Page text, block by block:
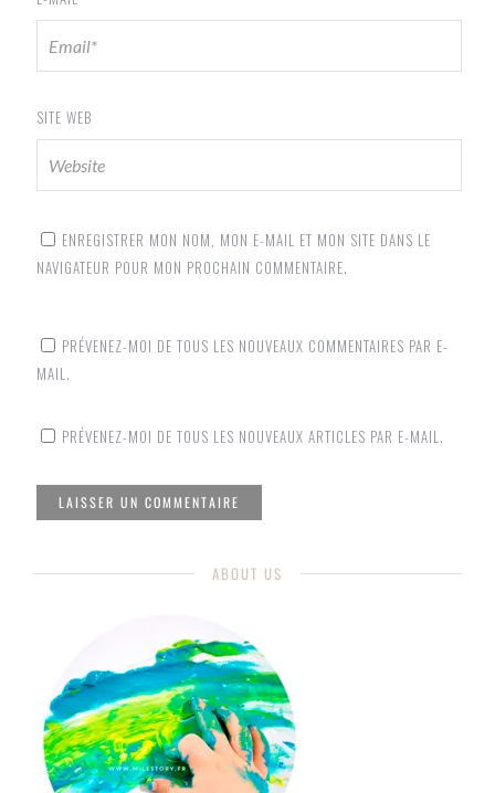
SITE WEB
ENREGISTRER MON NOM, MON E-MAIL ET MON SITE DANS LE
NAVIGATEUR POUR MON PROCHAIN COMMENTAIRE.
PRÉVENEZ-MOI DE TOUS LES NOUVEAUX COMMENTAIRES PAR E-
MAIL.
PRÉVENEZ-MOI DE TOUS LES NOUVEAUX ARTICLES PAR E-MAIL.
ABOUT US